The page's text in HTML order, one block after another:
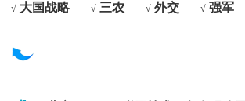
√ 大国战略 √ 三农 √ 外交 √ 强军